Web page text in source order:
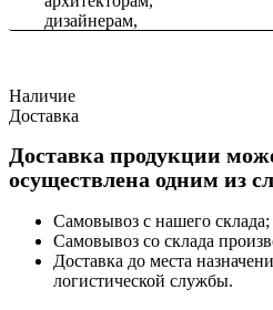
Наличие
Доставка
Доставка продукции
осуществлена одним из
Самовывоз с нашего склада;
Самовывоз со склада
Доставка до места
логистической службы.